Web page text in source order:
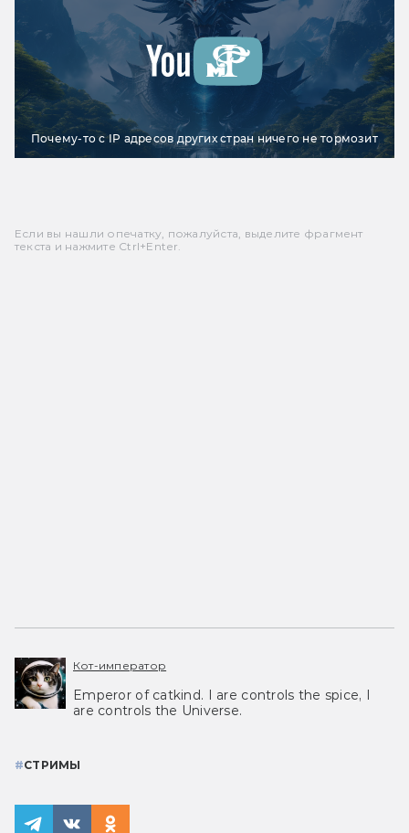
Почему-то с IP адресов других стран ничего не тормозит
Если вы нашли опечатку, пожалуйста, выделите фрагмент
текста и нажмите Ctrl+Enter.
Кот-император
Emperor of catkind. I are controls the spice, I
are controls the Universe.
#СТРИМЫ